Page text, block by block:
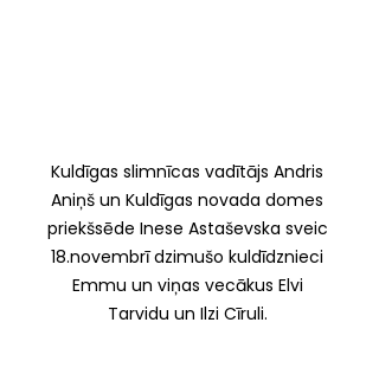
Kuldīgas slimnīcas vadītājs Andris
Aniņš un Kuldīgas novada domes
priekšsēde Inese Astaševska sveic
18.novembrī dzimušo kuldīdznieci
Emmu un viņas vecākus Elvi
Tarvidu un Ilzi Cīruli.